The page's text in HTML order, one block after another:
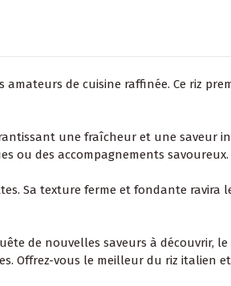
de cuisine raffinée. Ce riz
une fraîcheur et une saveur
ou des accompagnements savoureux.
Sa texture ferme et fondante ravira
de nouvelles saveurs à découvrir, le
Offrez-vous le meilleur du riz italien